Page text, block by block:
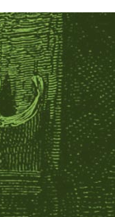
DVD
и
видео
Аудиокниги
Беременность
Бизнес-книги
Детям и
Домашний круг
Духовные
Зарубежная
Культура